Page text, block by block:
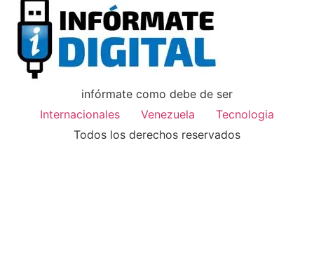
infórmate como debe de ser
Internacionales
Venezuela
Tecnologia
Todos los derechos reservados